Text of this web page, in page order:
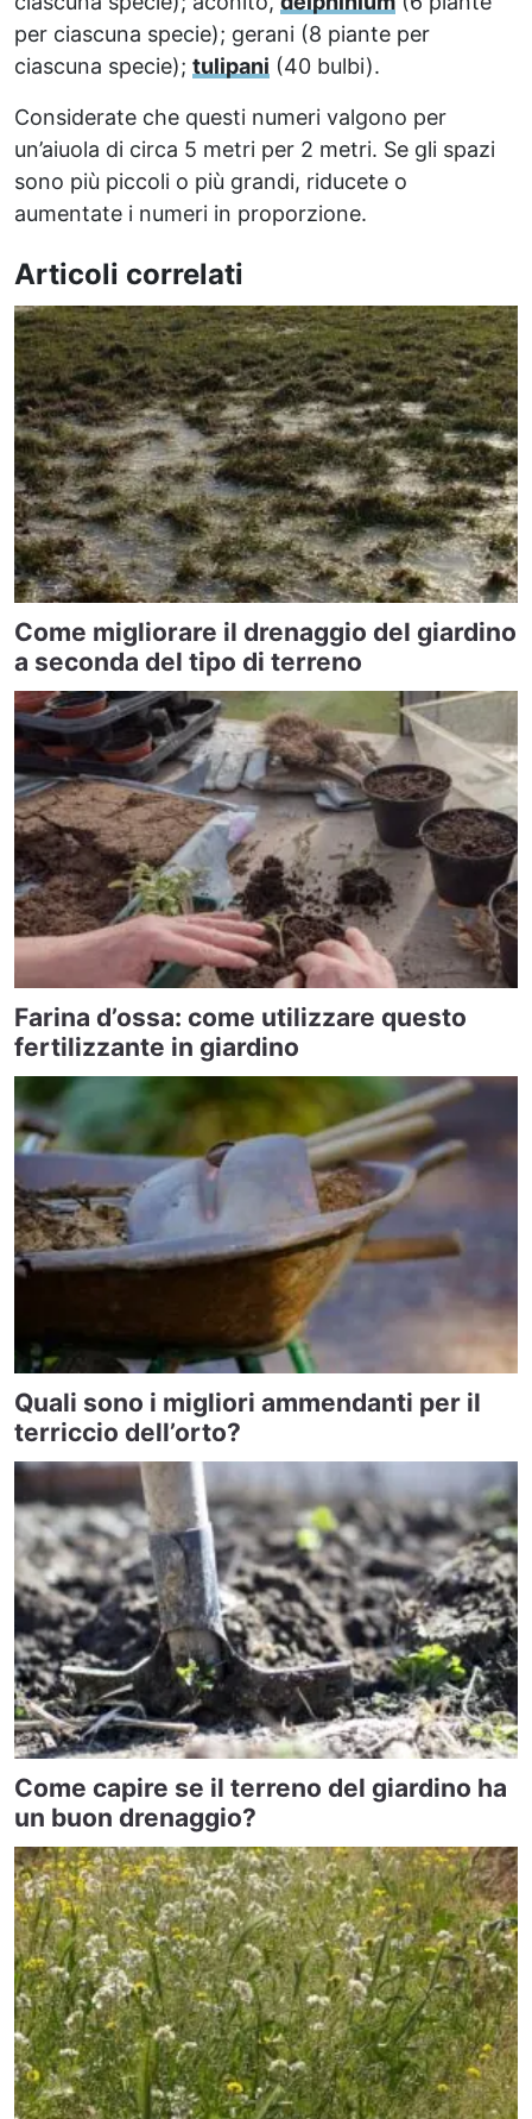
per ciascuna specie); gerani (8 piante per
ciascuna specie); tulipani (40 bulbi).
Considerate che questi numeri valgono per
un’aiuola di circa 5 metri per 2 metri. Se gli spazi
sono più piccoli o più grandi, riducete o
aumentate i numeri in proporzione.
Articoli correlati
Come migliorare il drenaggio del giardino
a seconda del tipo di terreno
Farina d’ossa: come utilizzare questo
fertilizzante in giardino
Quali sono i migliori ammendanti per il
terriccio dell’orto?
Come capire se il terreno del giardino ha
un buon drenaggio?